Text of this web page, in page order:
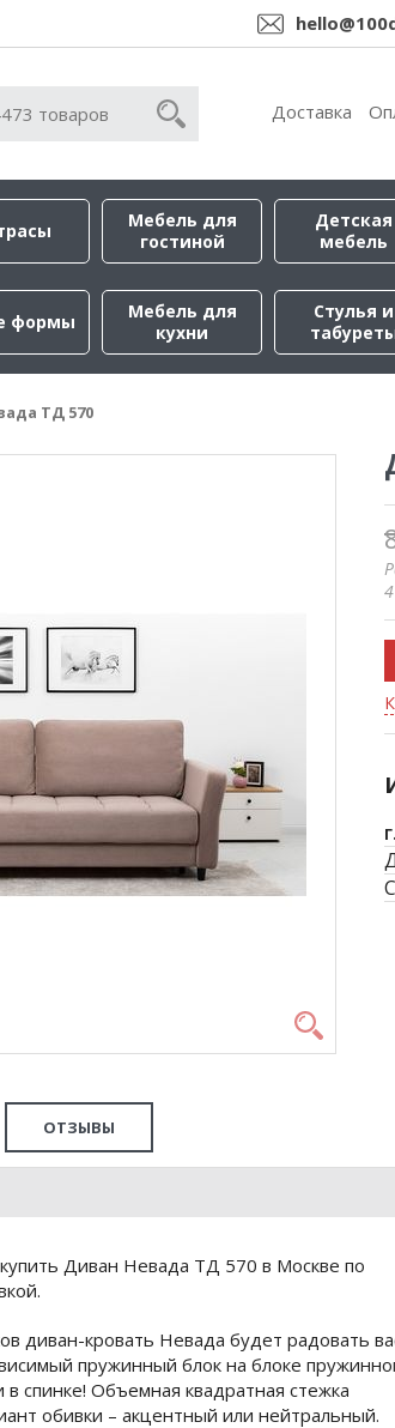
Доставка
Мебель для
гостиной
Детская
мебель
формы
Мебель для
кухни
Стулья и
ТД 570
ОТЗЫВЫ
Диван Невада ТД 570 в Москве по
диван-кровать Невада будет радовать
пружинный блок на блоке
в спинке! Объемная квадратная стежка
обивки – акцентный или нейтральный.